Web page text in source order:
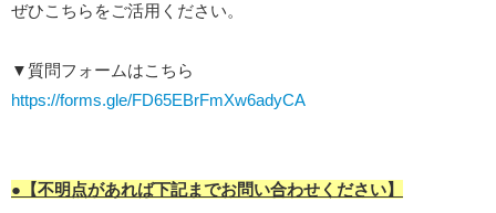
ぜひこちらをご活用ください。
▼質問フォームはこちら
https://forms.gle/FD65EBrFmXw6adyCA
●【不明点があれば下記までお問い合わせください】